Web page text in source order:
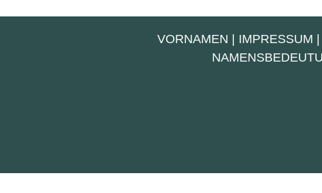
VORNAMEN | IMPRESSUM |